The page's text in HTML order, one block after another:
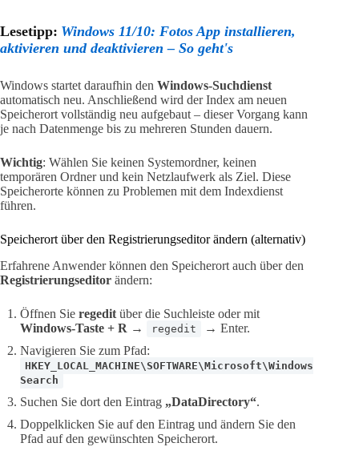
Lesetipp: Windows 11/10: Fotos App installieren,
aktivieren und deaktivieren – So geht's
Windows startet daraufhin den Windows-Suchdienst
automatisch neu. Anschließend wird der Index am neuen
Speicherort vollständig neu aufgebaut – dieser Vorgang kann
je nach Datenmenge bis zu mehreren Stunden dauern.
Wichtig: Wählen Sie keinen Systemordner, keinen
temporären Ordner und kein Netzlaufwerk als Ziel. Diese
Speicherorte können zu Problemen mit dem Indexdienst
führen.
Speicherort über den Registrierungseditor ändern (alternativ)
Erfahrene Anwender können den Speicherort auch über den
Registrierungseditor ändern:
Öffnen Sie regedit über die Suchleiste oder mit
Windows-Taste + R → regedit
→ Enter.
Navigieren Sie zum Pfad:
HKEY_LOCAL_MACHINE\SOFTWARE\Microsoft\Windows
Search
Suchen Sie dort den Eintrag „DataDirectory“.
Doppelklicken Sie auf den Eintrag und ändern Sie den
Pfad auf den gewünschten Speicherort.